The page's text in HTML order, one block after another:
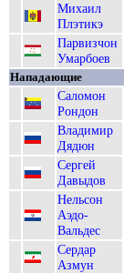
Михаил
Плэтикэ
Парвизчон
Умарбоев
Нападающие
Саломон
Рондон
Владимир
Дядюн
Сергей
Давыдов
Нельсон
Аэдо-
Вальдес
Сердар
Азмун